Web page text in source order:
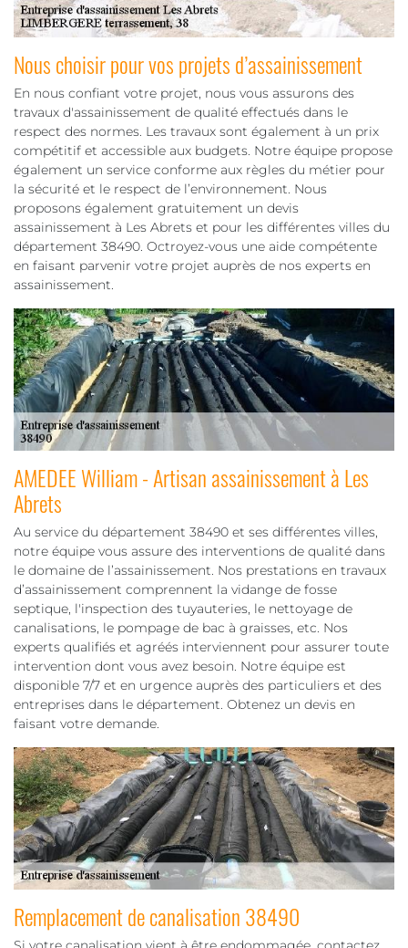
Nous choisir pour vos projets d’assainissement
En nous confiant votre projet, nous vous assurons des
travaux d'assainissement de qualité effectués dans le
respect des normes. Les travaux sont également à un prix
compétitif et accessible aux budgets. Notre équipe propose
également un service conforme aux règles du métier pour
la sécurité et le respect de l’environnement. Nous
proposons également gratuitement un devis
assainissement à Les Abrets et pour les différentes villes du
département 38490. Octroyez-vous une aide compétente
en faisant parvenir votre projet auprès de nos experts en
assainissement.
AMEDEE William - Artisan assainissement à Les
Abrets
Au service du département 38490 et ses différentes villes,
notre équipe vous assure des interventions de qualité dans
le domaine de l’assainissement. Nos prestations en travaux
d’assainissement comprennent la vidange de fosse
septique, l'inspection des tuyauteries, le nettoyage de
canalisations, le pompage de bac à graisses, etc. Nos
experts qualifiés et agréés interviennent pour assurer toute
intervention dont vous avez besoin. Notre équipe est
disponible 7/7 et en urgence auprès des particuliers et des
entreprises dans le département. Obtenez un devis en
faisant votre demande.
Remplacement de canalisation 38490